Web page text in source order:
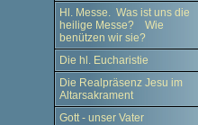
Hl. Messe. Was ist uns die
heilige Messe? Wie
benützen wir sie?
Die hl. Eucharistie
Die Realpräsenz Jesu im
Altarsakrament
Gott - unser Vater